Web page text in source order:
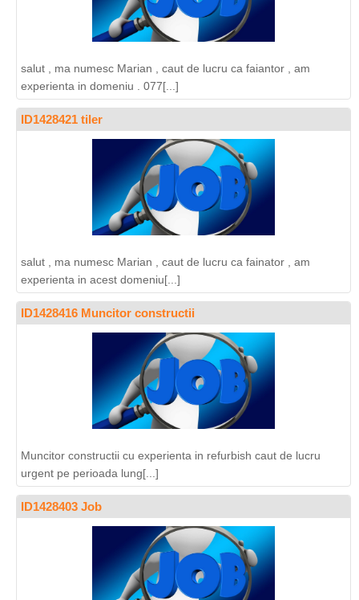
salut , ma numesc Marian , caut de lucru ca faiantor , am
experienta in domeniu . 077[...]
ID1428421 tiler
salut , ma numesc Marian , caut de lucru ca fainator , am
experienta in acest domeniu[...]
ID1428416 Muncitor constructii
Muncitor constructii cu experienta in refurbish caut de lucru
urgent pe perioada lung[...]
ID1428403 Job